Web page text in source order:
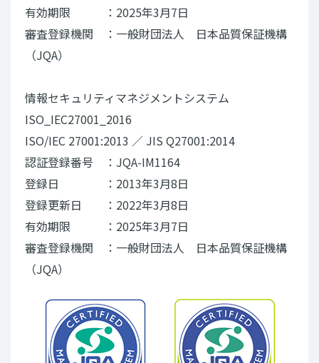
有効期限 ：2025年3月7日
審査登録機関 ：一般財団法人 日本品質保証機構
（JQA）
情報セキュリティマネジメントシステム
ISO_IEC27001_2016
ISO/IEC 27001:2013 ／ JIS Q27001:2014
認証登録番号 ：JQA-IM1164
登録日 ：2013年3月8日
登録更新日 ：2022年3月8日
有効期限 ：2025年3月7日
審査登録機関 ：一般財団法人 日本品質保証機構
（JQA）